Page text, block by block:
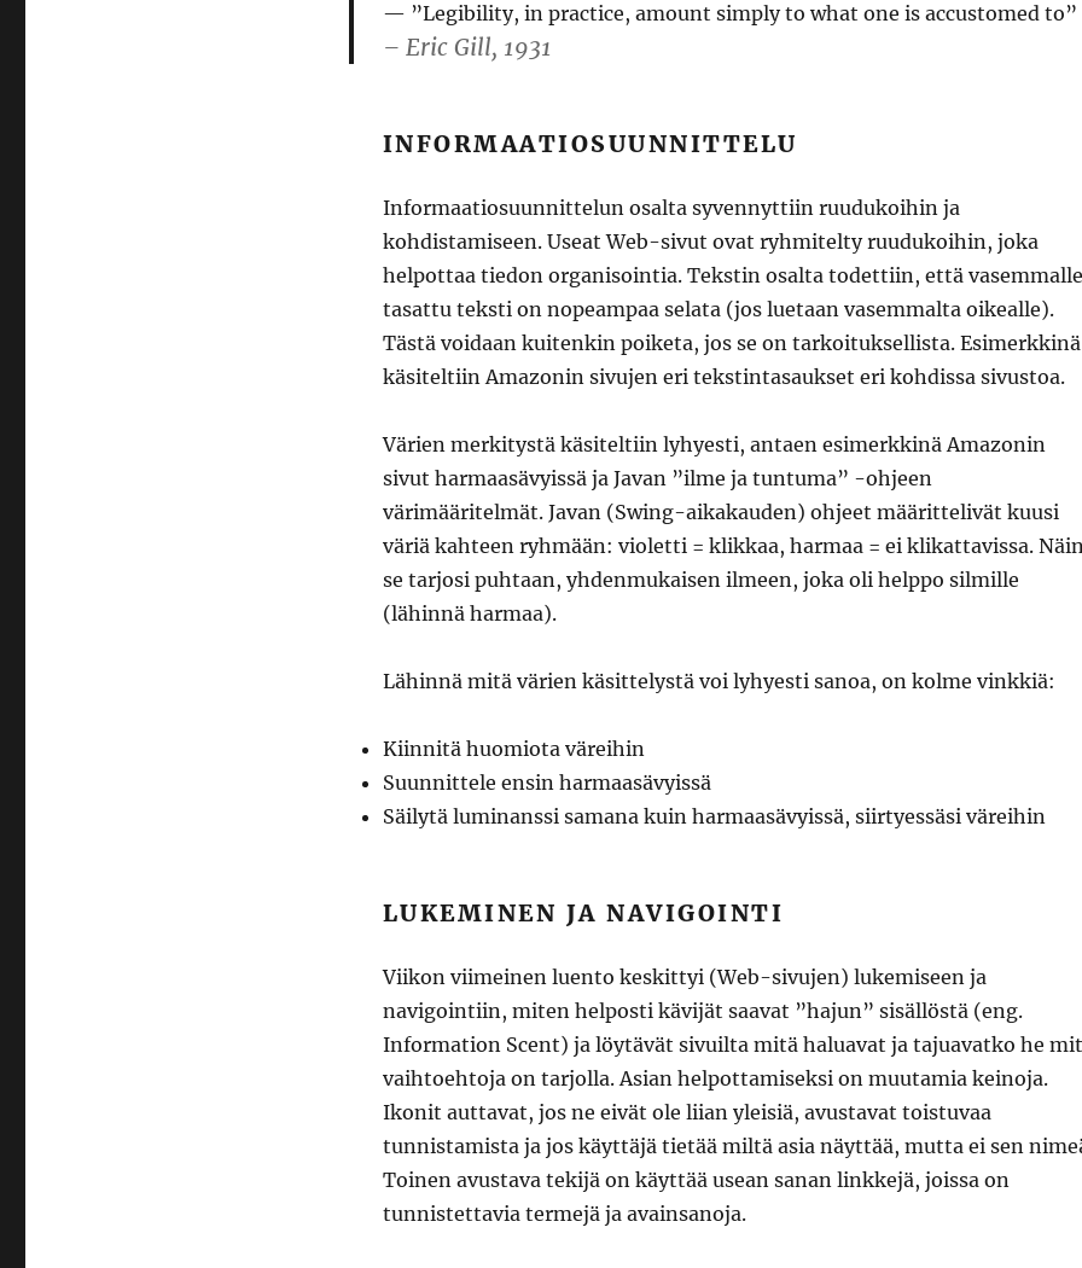
”Legibility, in practice, amount simply to what one is accustomed to”
– Eric Gill, 1931
INFORMAATIOSUUNNITTELU
Informaatiosuunnittelun osalta syvennyttiin ruudukoihin ja
kohdistamiseen. Useat Web-sivut ovat ryhmitelty ruudukoihin, joka
helpottaa tiedon organisointia. Tekstin osalta todettiin, että vasemmalle
tasattu teksti on nopeampaa selata (jos luetaan vasemmalta oikealle).
Tästä voidaan kuitenkin poiketa, jos se on tarkoituksellista. Esimerkkinä
käsiteltiin Amazonin sivujen eri tekstintasaukset eri kohdissa sivustoa.
Värien merkitystä käsiteltiin lyhyesti, antaen esimerkkinä Amazonin
sivut harmaasävyissä ja Javan ”ilme ja tuntuma” -ohjeen
värimääritelmät. Javan (Swing-aikakauden) ohjeet määrittelivät kuusi
väriä kahteen ryhmään: violetti = klikkaa, harmaa = ei klikattavissa.
se tarjosi puhtaan, yhdenmukaisen ilmeen, joka oli helppo silmille
(lähinnä harmaa).
Lähinnä mitä värien käsittelystä voi lyhyesti sanoa, on kolme vinkkiä:
Kiinnitä huomiota väreihin
Suunnittele ensin harmaasävyissä
Säilytä luminanssi samana kuin harmaasävyissä, siirtyessäsi väreihin
LUKEMINEN JA NAVIGOINTI
Viikon viimeinen luento keskittyi (Web-sivujen) lukemiseen ja
navigointiin, miten helposti kävijät saavat ”hajun” sisällöstä (eng.
Information Scent) ja löytävät sivuilta mitä haluavat ja tajuavatko he
vaihtoehtoja on tarjolla. Asian helpottamiseksi on muutamia keinoja.
Ikonit auttavat, jos ne eivät ole liian yleisiä, avustavat toistuvaa
tunnistamista ja jos käyttäjä tietää miltä asia näyttää, mutta ei sen
Toinen avustava tekijä on käyttää usean sanan linkkejä, joissa on
tunnistettavia termejä ja avainsanoja.